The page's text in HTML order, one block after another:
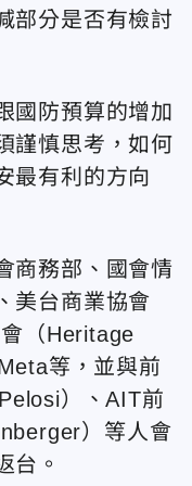
部分是否有檢討
國防預算的增加
謹慎思考，如何
最有利的方向
商務部、國會情
美台商業協會
（Heritage
等，並與前
）、AIT前
）等人會
台。